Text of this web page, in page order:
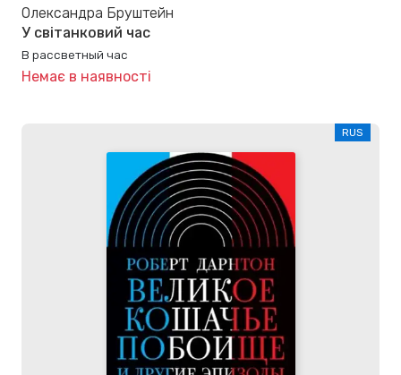
Олександра Бруштейн
У світанковий час
В рассветный час
Немає в наявності
RUS